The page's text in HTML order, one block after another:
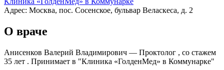
Адрес: Москва, пос. Сосенское, бульвар Веласкеса, д. 2
О враче
Анисенков Валерий Владимирович — Проктолог , со стажем
35 лет . Принимает в "Клиника «ГолденМед» в Коммунарке"